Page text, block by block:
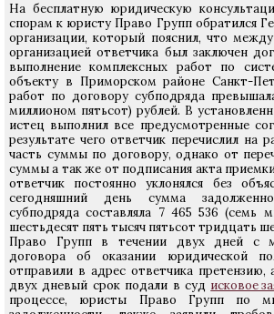
На бесплатную юридическую
спорам к юристу Право Групп обратился
организации, который пояснил, что
организацией ответчика был заключен
выполнение комплексных работ по
объекту в Приморском районе Санкт-
работ по договору субподряда
миллионом пятьсот) рублей. В
истец выполнил все предусмотренные
результате чего ответчик перечислил на
часть суммы по договору, однако от
суммы а так же от подписания акта
ответчик постоянно уклонялся без
сегодняшний день сумма
субподряда составляла 7 465 536 (семь
шестьдесят пять тысяч пятьсот тридцать
Право Групп в течении двух дней с
договора об оказании юридической
отправили в адрес ответчика претензию,
двух дневый срок подали в суд исковое
процессе, юристы Право Групп по